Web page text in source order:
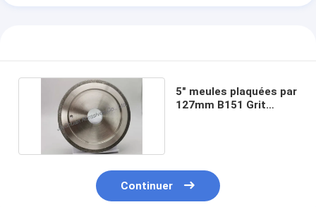
5" meules plaquées par
127mm B151 Grit
Continuer